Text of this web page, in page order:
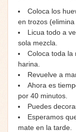
Coloca los
en trozos
Licua todo a
sola mezcla.
Coloca toda la
harina.
Revuelve a
Ahora es
por 40 minutos.
Puedes
Esperamos
mate en la tarde.